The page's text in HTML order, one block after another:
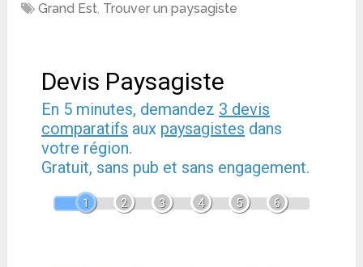
Grand Est, Trouver un paysagiste
Devis Paysagiste
En 5 minutes, demandez 3 devis
comparatifs aux paysagistes dans
votre région.
Gratuit, sans pub et sans engagement.
1 2 3 4 5 6